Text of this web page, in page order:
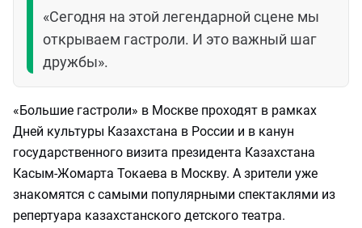
«Сегодня на этой легендарной сцене мы
открываем гастроли. И это важный шаг
дружбы».
«Большие гастроли» в Москве проходят в рамках
Дней культуры Казахстана в России и в канун
государственного визита президента Казахстана
Касым-Жомарта Токаева в Москву. А зрители уже
знакомятся с самыми популярными спектаклями из
репертуара казахстанского детского театра.